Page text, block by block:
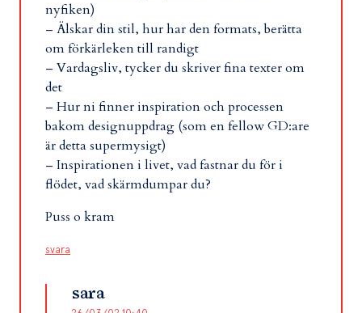
nyfiken)
– Älskar din stil, hur har den formats, berätta
om förkärleken till randigt
– Vardagsliv, tycker du skriver fina texter om
det
– Hur ni finner inspiration och processen
bakom designuppdrag (som en fellow GD:are
är detta supermysigt)
– Inspirationen i livet, vad fastnar du för i
flödet, vad skärmdumpar du?
Puss o kram
svara
sara